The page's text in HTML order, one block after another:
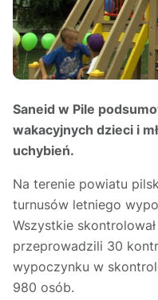
Saneid w Pile
wakacyjnych dzieci i
uchybień.
Na terenie powiatu
turnusów letniego
Wszystkie
przeprowadzili 30
wypoczynku w
980 osób.